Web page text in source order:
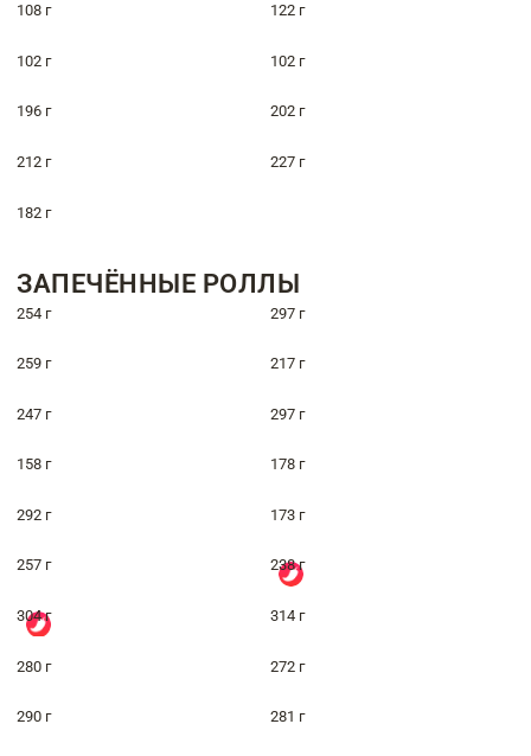
108 г 122 г
102 г 102 г
196 г 202 г
212 г 227 г
182 г
ЗАПЕЧЁННЫЕ РОЛЛЫ
254 г 297 г
259 г 217 г
247 г 297 г
158 г 178 г
292 г 173 г
257 г 238 г
304 г 314 г
280 г 272 г
290 г 281 г